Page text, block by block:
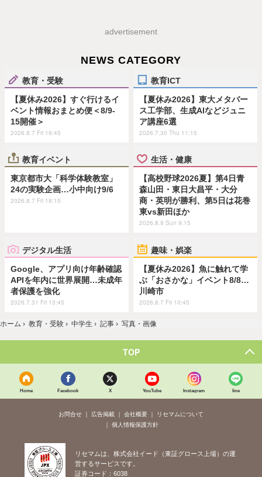
advertisement
NEWS CATEGORY
教育・受験
【夏休み2026】すぐ行けるイ
ベント情報おまとめ便＜8/9-
15開催＞
2026.8.7 Fri 19:45
教育ICT
【夏休み2026】東大メタバー
ス工学部、生成AIなどジュニ
ア講座6選
2026.7.30 Thu 11:15
教育イベント
東京都市大「科学体験教室」
24の実験企画…小中向け9/6
2026.8.7 Fri 18:15
生活・健康
【高校野球2026夏】第4日青
森山田・東日大昌平・大分
商・英明が勝利、第5日は花巻
東vs新田ほか
2026.8.9 Sun 9:15
デジタル生活
Google、アプリ向け年齢確認
APIを年内に世界展開…未成年
者保護を強化
2026.7.31 Fri 13:45
趣味・娯楽
【夏休み2026】魚に触れて学
ぶ「おさかな」イベント8/8…
川崎市
2026.8.7 Fri 10:45
ホーム › 教育・受験 › 中学生 › 記事 › 写真・画像
TOP
Home Facebook X YouTube Instagram line
お問合せ 広告掲載 会社概要
リセマムについて
個人情報保護方針
リセマムは、株式会社イード（東証グロース上場）の運
営するサービスです。
証券コード：6038